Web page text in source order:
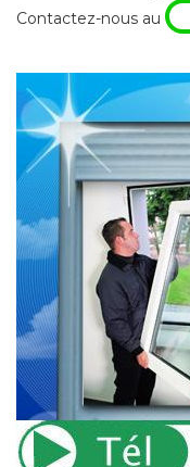
Contactez-nous au